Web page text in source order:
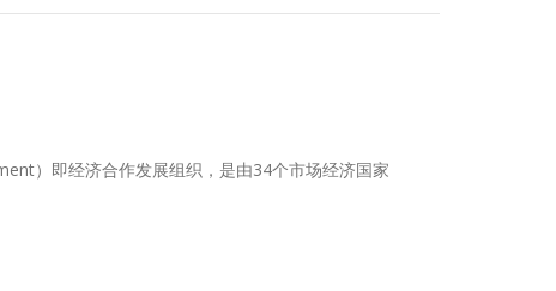
）即经济合作发展组织，是由34个市场经济国家